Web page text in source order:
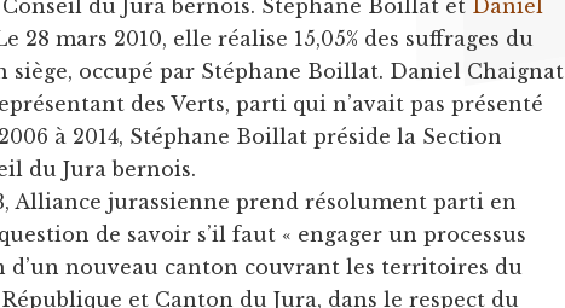
Conseil du Jura bernois. Stéphane Boillat et Daniel
28 mars 2010, elle réalise 15,05% des suffrages du
occupé par Stéphane Boillat. Daniel Chaignat
des Verts, parti qui n’avait pas présenté
à 2014, Stéphane Boillat préside la Section
du Jura bernois.
Alliance jurassienne prend résolument parti en
de savoir s’il faut « engager un processus
d’un nouveau canton couvrant les territoires du
et Canton du Jura, dans le respect du